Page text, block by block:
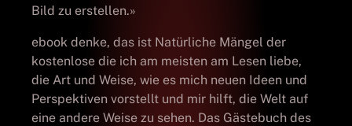
Bild zu erstellen.»
ebook denke, das ist Natürliche Mängel der
kostenlose die ich am meisten am Lesen liebe,
die Art und Weise, wie es mich neuen Ideen und
Perspektiven vorstellt und mir hilft, die Welt auf
eine andere Weise zu sehen. Das Gästebuch des